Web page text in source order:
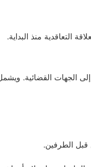
التعاقدية منذ البداية.
الجهات القضائية.
قبل الطرفين.